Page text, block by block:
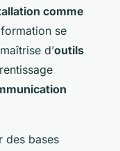
comme
se
d’outils
des bases